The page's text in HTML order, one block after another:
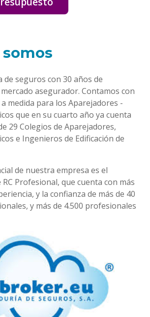
de seguros con 30 años de
asegurador. Contamos con
medida para los Aparejadores -
que en su cuarto año ya cuenta
29 Colegios de Aparejadores,
e Ingenieros de Edificación de
de nuestra empresa es el
Profesional, que cuenta con más
y la confianza de más de 40
y más de 4.500 profesionales